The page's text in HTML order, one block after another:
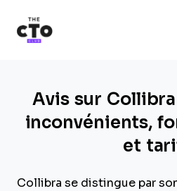
Avis sur
inconvénients,
et
Collibra se distingue par